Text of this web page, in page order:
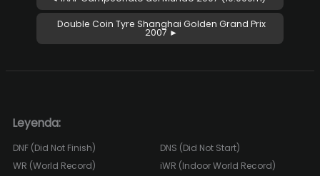
Double Coin Tyre Shanghai Golden Grand Prix
2007 ►
Leyenda:
DNF (Did Not Finish)
DNS (Did Not Start)
WR (World Record)
iWR (Indoor World Record)